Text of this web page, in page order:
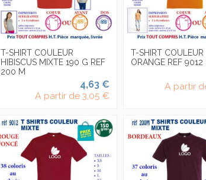
T-SHIRT COULEUR
HIBISCUS MIXTE 190 G REF
200 M
4,63 €
A partir de 3,05 €
T-SHIRT COULEUR
ORANGE REF 9012
A partir